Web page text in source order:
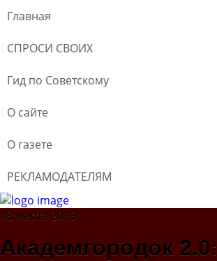
Главная
СПРОСИ СВОИХ
Гид по Советскому
О сайте
О газете
РЕКЛАМОДАТЕЛЯМ
18 марта 2019
Академгородок 2.0: